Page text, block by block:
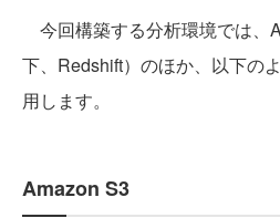
今回構築する分析環境では、
下、Redshift）のほか、以下の
用します。
Amazon S3